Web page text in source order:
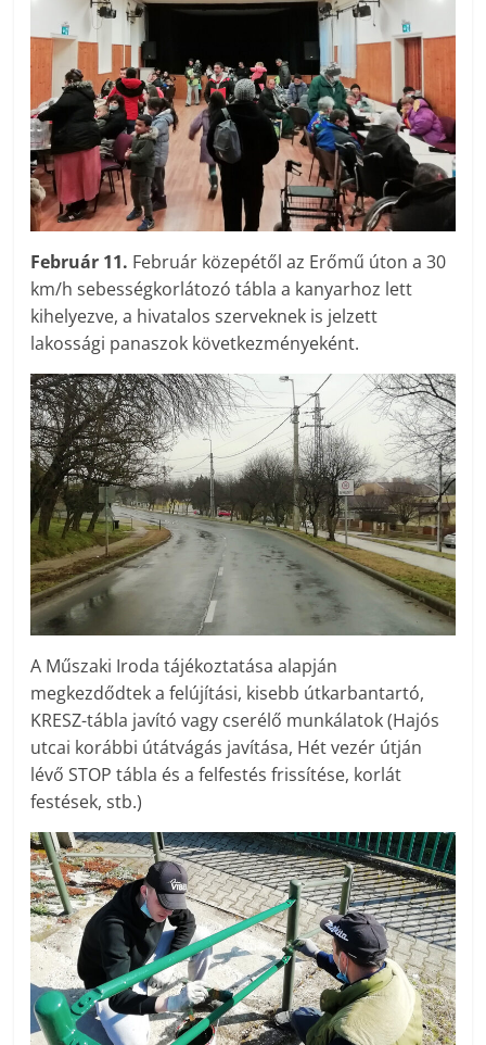
Február 11. Február közepétől az Erőmű úton a 30
km/h sebességkorlátozó tábla a kanyarhoz lett
kihelyezve, a hivatalos szerveknek is jelzett
lakossági panaszok következményeként.
A Műszaki Iroda tájékoztatása alapján
megkezdődtek a felújítási, kisebb útkarbantartó,
KRESZ-tábla javító vagy cserélő munkálatok (Hajós
utcai korábbi útátvágás javítása, Hét vezér útján
lévő STOP tábla és a felfestés frissítése, korlát
festések, stb.)